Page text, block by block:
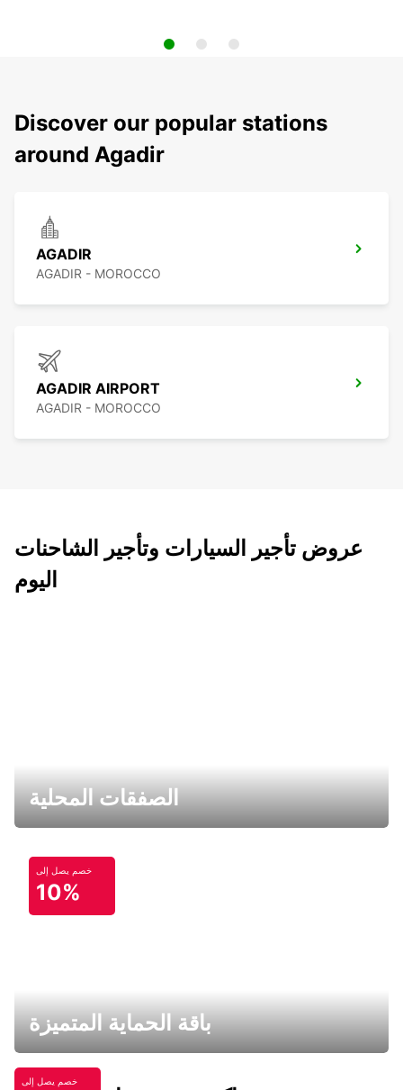
Discover our popular stations
around Agadir
AGADIR
AGADIR - MOROCCO
AGADIR AIRPORT
AGADIR - MOROCCO
عروض تأجير السيارات وتأجير الشاحنات
اليوم
الصفقات المحلية
خصم يصل إلى
10%
باقة الحماية المتميزة
خصم يصل إلى